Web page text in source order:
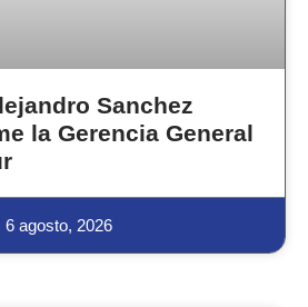
Sanchez
la Gerencia General
6 agosto, 2026